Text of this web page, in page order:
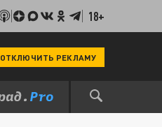
18+
ОТКЛЮЧИТЬ РЕКЛАМУ